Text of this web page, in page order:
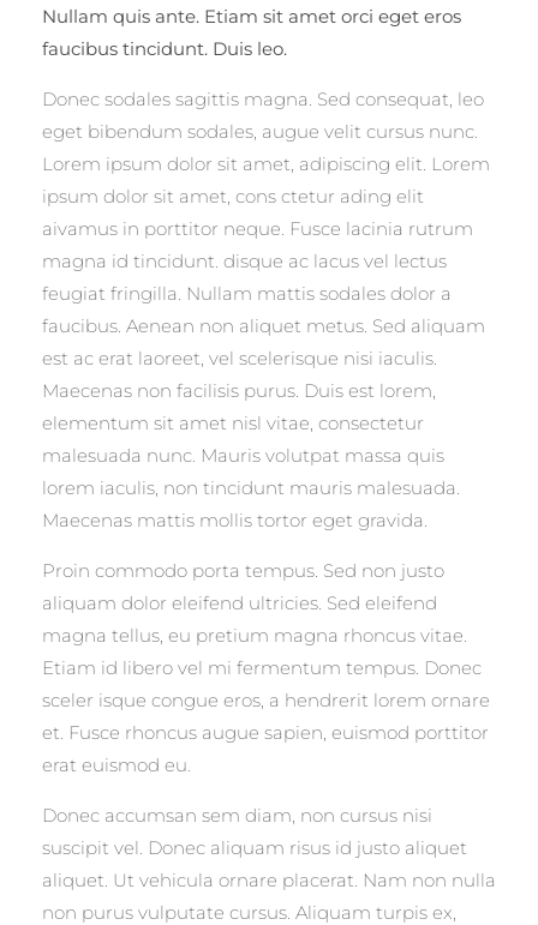
Nullam quis ante. Etiam sit amet orci eget eros
faucibus tincidunt. Duis leo.
Donec sodales sagittis magna. Sed consequat, leo
eget bibendum sodales, augue velit cursus nunc.
Lorem ipsum dolor sit amet, adipiscing elit. Lorem
ipsum dolor sit amet, cons ctetur ading elit
aivamus in porttitor neque. Fusce lacinia rutrum
magna id tincidunt. disque ac lacus vel lectus
feugiat fringilla. Nullam mattis sodales dolor a
faucibus. Aenean non aliquet metus. Sed aliquam
est ac erat laoreet, vel scelerisque nisi iaculis.
Maecenas non facilisis purus. Duis est lorem,
elementum sit amet nisl vitae, consectetur
malesuada nunc. Mauris volutpat massa quis
lorem iaculis, non tincidunt mauris malesuada.
Maecenas mattis mollis tortor eget gravida.
Proin commodo porta tempus. Sed non justo
aliquam dolor eleifend ultricies. Sed eleifend
magna tellus, eu pretium magna rhoncus vitae.
Etiam id libero vel mi fermentum tempus. Donec
sceler isque congue eros, a hendrerit lorem ornare
et. Fusce rhoncus augue sapien, euismod porttitor
erat euismod eu.
Donec accumsan sem diam, non cursus nisi
suscipit vel. Donec aliquam risus id justo aliquet
aliquet. Ut vehicula ornare placerat. Nam non nulla
non purus vulputate cursus. Aliquam turpis ex,